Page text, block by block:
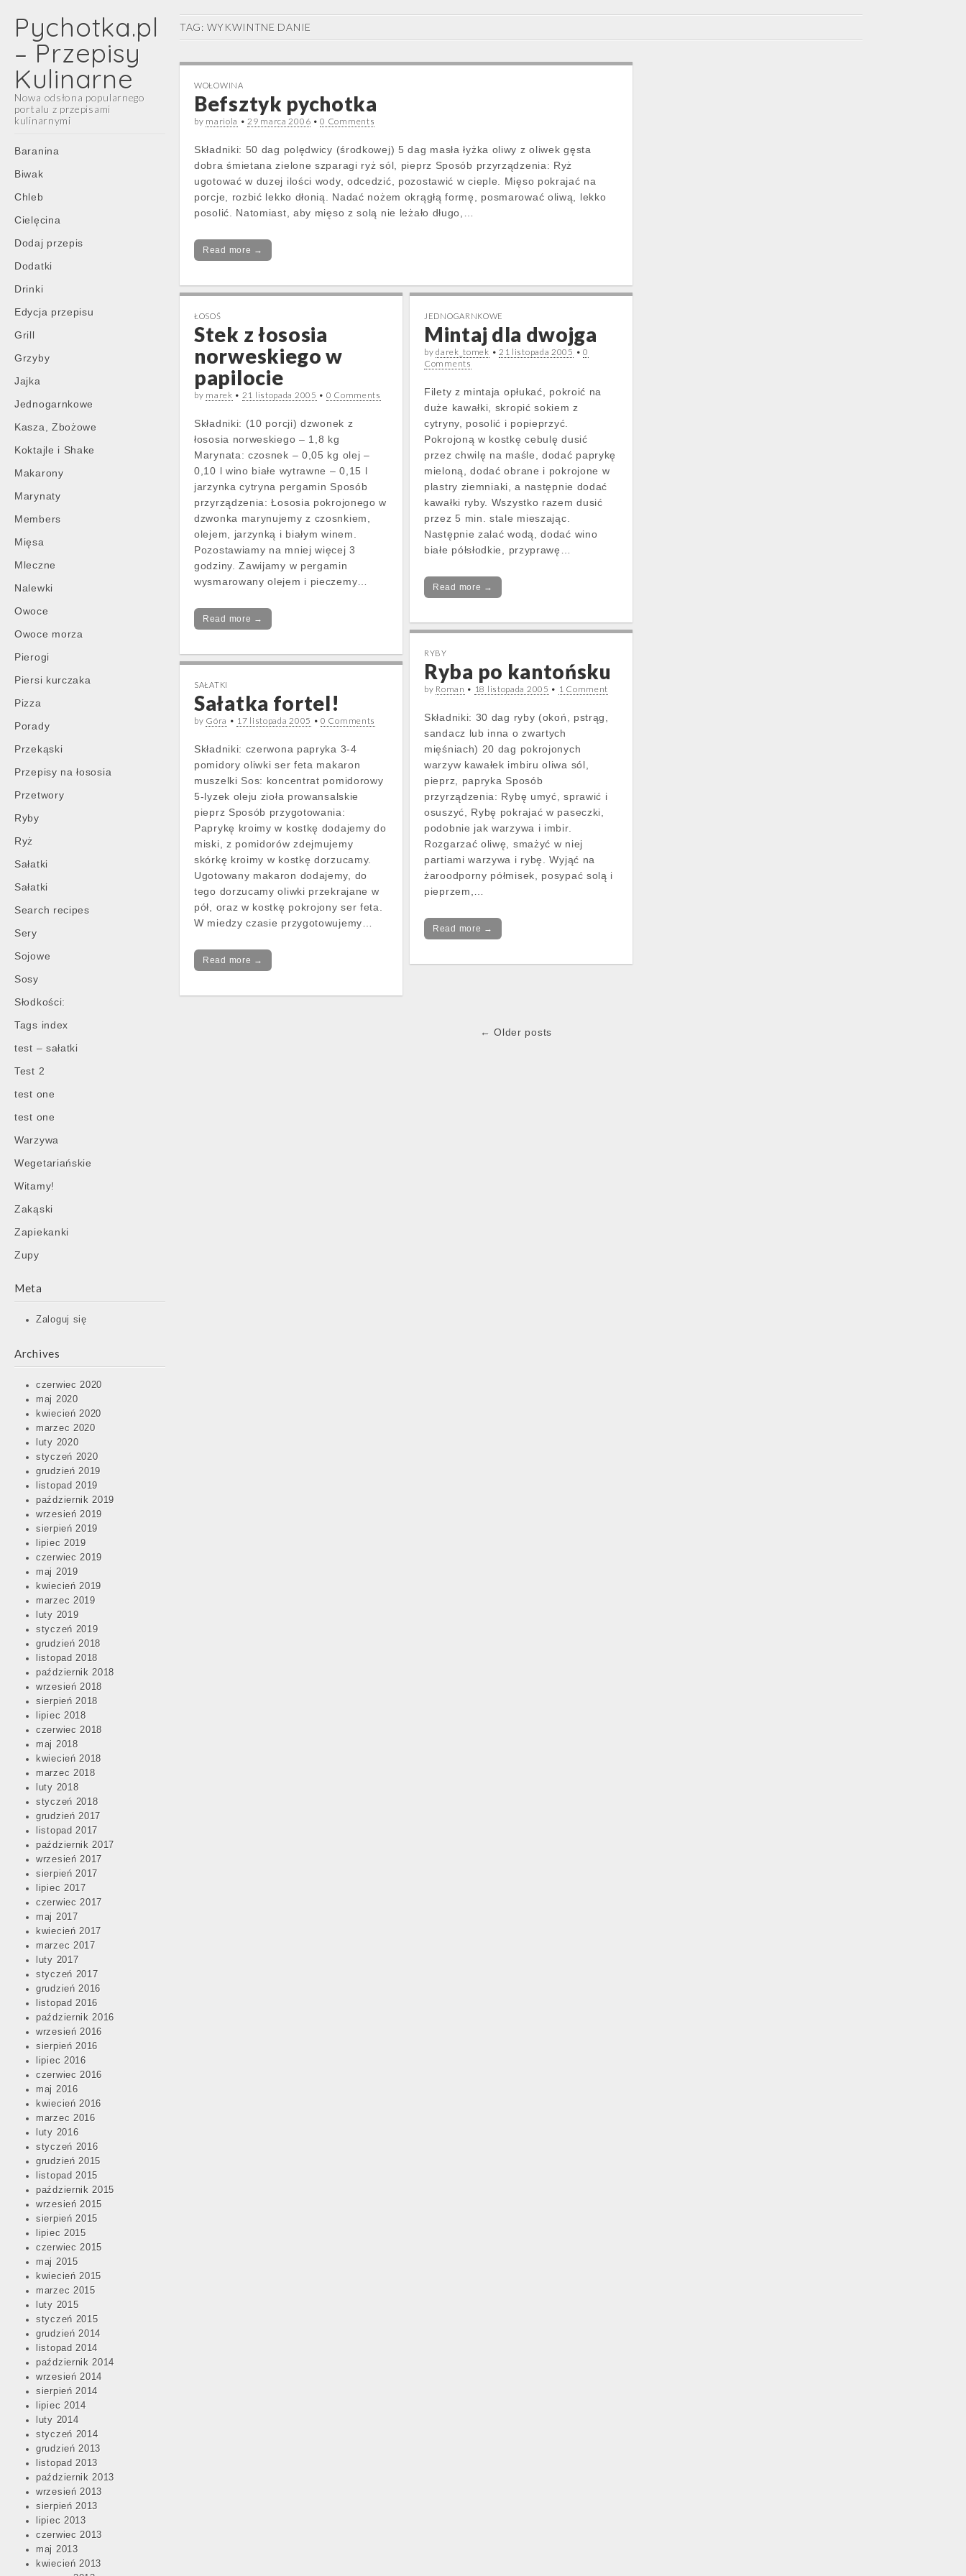
Pychotka.pl
– Przepisy
Kulinarne
Nowa odsłona popularnego
portalu z przepisami
kulinarnymi
Main
menu
Skip
content
Baranina
Biwak
Chleb
Cielęcina
Dodaj przepis
Dodatki
Drinki
Edycja przepisu
Grill
Grzyby
Jajka
Jednogarnkowe
Kasza, Zbożowe
Koktajle i Shake
Makarony
Marynaty
Members
Mięsa
Mleczne
Nalewki
Owoce
Owoce morza
Pierogi
Piersi kurczaka
Pizza
Porady
Przekąski
Przepisy na łososia
Przetwory
Ryby
Ryż
Sałatki
Sałatki
Search recipes
Sery
Sojowe
Sosy
Słodkości:
Tags index
test – sałatki
Test 2
test one
test one
Warzywa
Wegetariańskie
Witamy!
Zakąski
Zapiekanki
Zupy
Meta
Zaloguj się
Archives
czerwiec 2020
maj 2020
kwiecień 2020
marzec 2020
luty 2020
styczeń 2020
grudzień 2019
listopad 2019
październik 2019
wrzesień 2019
sierpień 2019
lipiec 2019
czerwiec 2019
maj 2019
kwiecień 2019
marzec 2019
luty 2019
styczeń 2019
grudzień 2018
listopad 2018
październik 2018
wrzesień 2018
sierpień 2018
lipiec 2018
czerwiec 2018
maj 2018
kwiecień 2018
marzec 2018
luty 2018
styczeń 2018
grudzień 2017
listopad 2017
październik 2017
wrzesień 2017
sierpień 2017
lipiec 2017
czerwiec 2017
maj 2017
kwiecień 2017
marzec 2017
luty 2017
styczeń 2017
grudzień 2016
listopad 2016
październik 2016
wrzesień 2016
sierpień 2016
lipiec 2016
czerwiec 2016
maj 2016
kwiecień 2016
marzec 2016
luty 2016
styczeń 2016
grudzień 2015
listopad 2015
październik 2015
wrzesień 2015
sierpień 2015
lipiec 2015
czerwiec 2015
maj 2015
kwiecień 2015
marzec 2015
luty 2015
styczeń 2015
grudzień 2014
listopad 2014
październik 2014
wrzesień 2014
sierpień 2014
lipiec 2014
luty 2014
styczeń 2014
grudzień 2013
listopad 2013
październik 2013
wrzesień 2013
sierpień 2013
lipiec 2013
czerwiec 2013
maj 2013
kwiecień 2013
TAG: WYKWINTNE DANIE
WOŁOWINA
Befsztyk pychotka
by mariola •29 marca 2006 •0 Comments
Składniki: 50 dag polędwicy (środkowej) 5 dag masła łyżka oliwy z oliwek gęsta
dobra śmietana zielone szparagi ryż sól, pieprz Sposób przyrządzenia: Ryż
ugotować w duzej ilości wody, odcedzić, pozostawić w cieple. Mięso pokrajać na
porcje, rozbić lekko dłonią. Nadać nożem okrągłą formę, posmarować oliwą, lekko
posolić. Natomiast, aby mięso z solą nie leżało długo,…
Read more →
ŁOSOŚ
Stek z łososia
norweskiego w
papilocie
by marek • 21 listopada 2005 • 0 Comments
Składniki: (10 porcji) dzwonek z
łososia norweskiego – 1,8 kg
Marynata: czosnek – 0,05 kg olej –
0,10 l wino białe wytrawne – 0,15 l
jarzynka cytryna pergamin Sposób
przyrządzenia: Łososia pokrojonego w
dzwonka marynujemy z czosnkiem,
olejem, jarzynką i białym winem.
Pozostawiamy na mniej więcej 3
godziny. Zawijamy w pergamin
wysmarowany olejem i pieczemy…
Read more →
JEDNOGARNKOWE
Mintaj dla dwojga
bydarek_tomek • 21 listopada 2005 • 0
Comments
Filety z mintaja opłukać, pokroić na
duże kawałki, skropić sokiem z
cytryny, posolić i popieprzyć.
Pokrojoną w kostkę cebulę dusić
przez chwilę na maśle, dodać paprykę
mieloną, dodać obrane i pokrojone w
plastry ziemniaki, a następnie dodać
kawałki ryby. Wszystko razem dusić
przez 5 min. stale mieszając.
Następnie zalać wodą, dodać wino
białe półsłodkie, przyprawę…
Read more →
RYBY
Ryba po kantońsku
by Roman • 18 listopada 2005 • 1 Comment
Składniki: 30 dag ryby (okoń, pstrąg,
sandacz lub inna o zwartych
mięśniach) 20 dag pokrojonych
warzyw kawałek imbiru oliwa sól,
pieprz, papryka Sposób
przyrządzenia: Rybę umyć, sprawić i
osuszyć, Rybę pokrajać w paseczki,
podobnie jak warzywa i imbir.
Rozgarzać oliwę, smażyć w niej
partiami warzywa i rybę. Wyjąć na
żaroodporny półmisek, posypać solą i
pieprzem,…
Read more →
SAŁATKI
Sałatka fortel!
by Góra • 17 listopada 2005 •0 Comments
Składniki: czerwona papryka 3-4
pomidory oliwki ser feta makaron
muszelki Sos: koncentrat pomidorowy
5-lyzek oleju zioła prowansalskie
pieprz Sposób przygotowania:
Paprykę kroimy w kostkę dodajemy do
miski, z pomidorów zdejmujemy
skórkę kroimy w kostkę dorzucamy.
Ugotowany makaron dodajemy, do
tego dorzucamy oliwki przekrajane w
pół, oraz w kostkę pokrojony ser feta.
W miedzy czasie przygotowujemy…
Read more →
← Older posts